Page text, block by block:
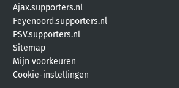
Ajax.supporters.nl
Feyenoord.supporters.nl
PSV.supporters.nl
Sitemap
Mijn voorkeuren
Cookie-instellingen